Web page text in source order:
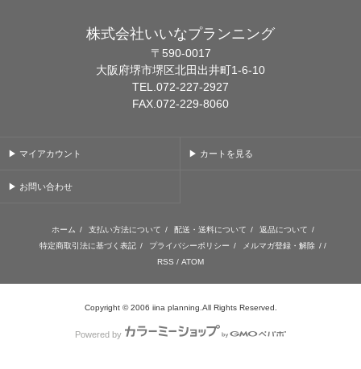
株式会社いいなプランニング
〒590-0017
大阪府堺市堺区北田出井町1-6-10
TEL.072-227-2927
FAX.072-229-8060
▶ マイアカウント ▶ カートを見る
▶ お問い合わせ
ホーム / 支払い方法について / 配送・送料について / 返品について /
特定商取引法に基づく表記 / プライバシーポリシー / メルマガ登録・解除 / /
RSS / ATOM
Copyright © 2006 iina planning.All Rights Reserved.
Powered by